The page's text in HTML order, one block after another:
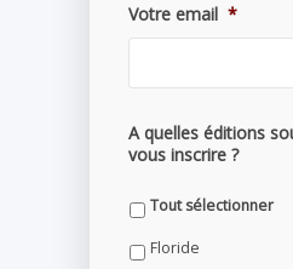
Votre email *
A quelles éditions
vous inscrire ?
Tout sélectionner
Floride